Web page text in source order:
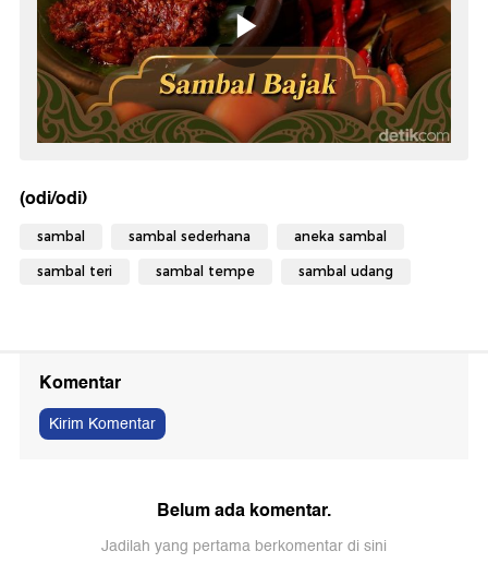
(odi/odi)
sambal sambal sederhana aneka sambal
sambal teri sambal tempe sambal udang
Komentar
Kirim Komentar
Belum ada komentar.
Jadilah yang pertama berkomentar di sini